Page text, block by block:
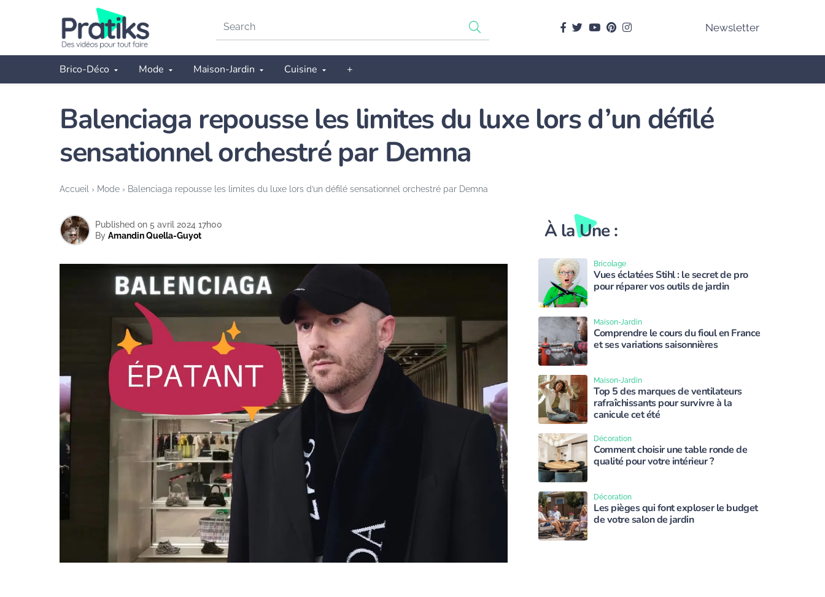
Search
facebook
Twitteryoutubepinterest
instagram Newsletter
Brico-Déco Mode Maison-Jardin Cuisine +
Accueil › Mode › Balenciaga repousse les limites du luxe lors d’un défilé sensationnel orchestré par Demna
Balenciaga repousse les limites du luxe lors d’un défilé
sensationnel orchestré par Demna
By Amandin Quella-Guyot
Published on 5 avril 2024 17h00 À la Une :
Vues éclatées Stihl : le secret de pro
pour réparer vos outils de jardin
Bricolage
Comprendre le cours du fioul en France
et ses variations saisonnières
Maison-Jardin
Top 5 des marques de ventilateurs
rafraîchissants pour survivre à la
canicule cet été
Maison-Jardin
Comment choisir une table ronde de
qualité pour votre intérieur ?
Décoration
Les pièges qui font exploser le budget
de votre salon de jardin
Décoration